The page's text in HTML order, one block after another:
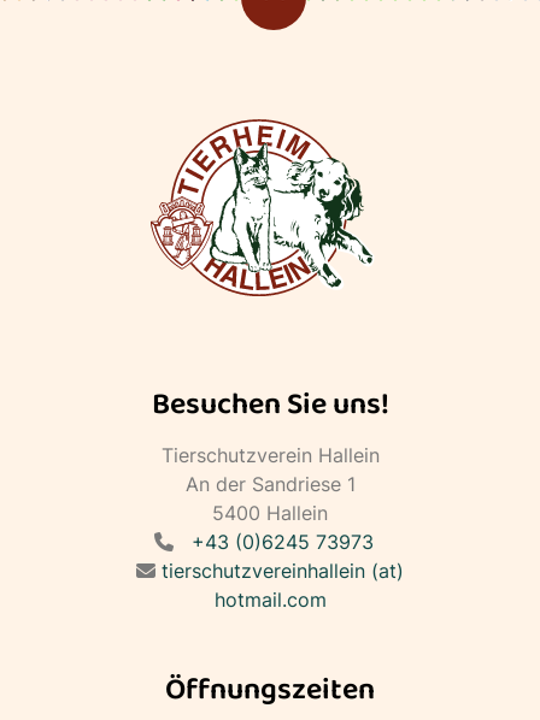
Besuchen Sie uns!
Tierschutzverein Hallein
An der Sandriese 1
5400 Hallein
+43 (0)6245 73973
tierschutzvereinhallein (at)
hotmail.com
Öffnungszeiten